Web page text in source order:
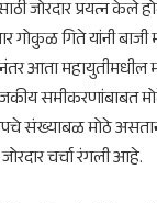
जोरदार प्रयत्न केले
गोकुळ गिते यांनी
आता
समीकरणांबाबत
संख्याबळ मोठे
चर्चा रंगली आहे.